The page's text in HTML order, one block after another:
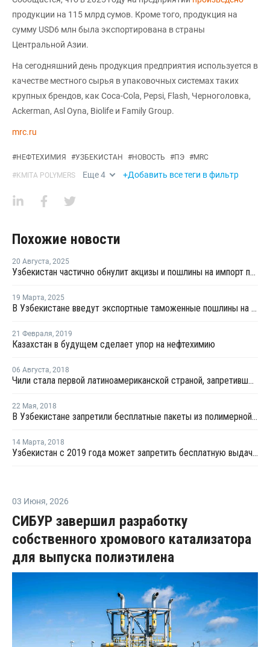
продукции на 115 млрд сумов. Кроме того, продукция на
сумму USD6 млн была экспортирована в страны
Центральной Азии.
На сегодняшний день продукция предприятия используется в
качестве местного сырья в упаковочных системах таких
крупных брендов, как Coca-Cola, Pepsi, Flash, Черноголовка,
Ackerman, Asl Oyna, Biolife и Family Group.
mrc.ru
#НЕФТЕХИМИЯ #УЗБЕКИСТАН #НОВОСТЬ #ПЭ #MRC
#KMITA POLYMERS Еще4 +Добавить все теги в фильтр
Похожие новости
20 Августа, 2025
Узбекистан частично обнулит акцизы и пошлины на импорт пластика
19 Марта, 2025
В Узбекистане введут экспортные таможенные пошлины на 86 видов товаров
21 Февраля, 2019
Казахстан в будущем сделает упор на нефтехимию
06 Августа, 2018
Чили стала первой латиноамериканской страной, запретившей полиэтиленовые пакеты
22 Мая, 2018
В Узбекистане запретили бесплатные пакеты из полимерной пленки
14 Марта, 2018
Узбекистан с 2019 года может запретить бесплатную выдачу пакетов из полимерных пленок
03 Июня, 2026
СИБУР завершил разработку
собственного хромового катализатора
для выпуска полиэтилена